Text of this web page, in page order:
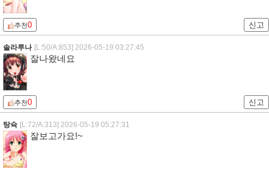
추천0 신고
솔라루나 [L:50/A:853] 2026-05-19 03:27:45
잘나왔네요
추천0 신고
탕슉 [L:72/A:313] 2026-05-19 05:27:31
잘보고가요!~